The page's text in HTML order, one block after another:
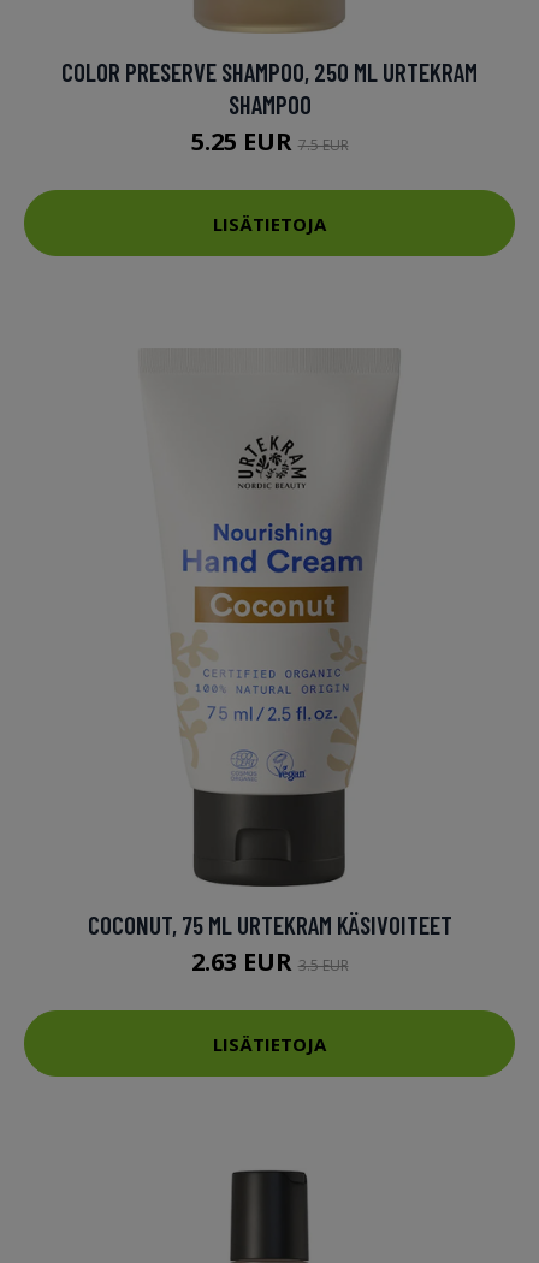
COLOR PRESERVE SHAMPOO, 250 ML URTEKRAM
SHAMPOO
5.25 EUR7.5 EUR
LISÄTIETOJA
COCONUT, 75 ML URTEKRAM KÄSIVOITEET
2.63 EUR3.5 EUR
LISÄTIETOJA